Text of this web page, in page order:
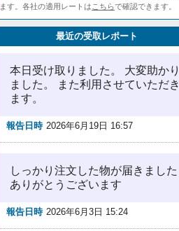
ます。各社の適用レートは こちらで確認できます。
最近の受取レポート
本日受け取りました。 大変助かり
ました。 また利用させていただき
ます。
報告日時 2026年6月19日 16:57
しっかり注文した物が届きました
ありがとうございます
報告日時 2026年6月3日 15:24